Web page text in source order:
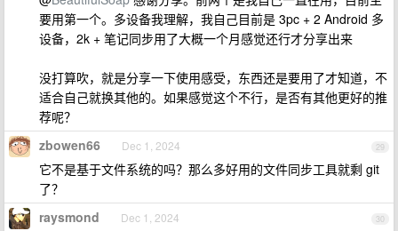
要用第一个。多设备我理解，我自己目前是 3pc + 2 Android 多
设备，2k + 笔记同步用了大概一个月感觉还行才分享出来
没打算吹，就是分享一下使用感受，东西还是要用了才知道，不
适合自己就换其他的。如果感觉这个不行，是否有其他更好的推
荐呢？
29
zbowen66 Dec 1, 2024
它不是基于文件系统的吗？那么多好用的文件同步工具就剩 git
了？
30
raysmond Dec 1, 2024